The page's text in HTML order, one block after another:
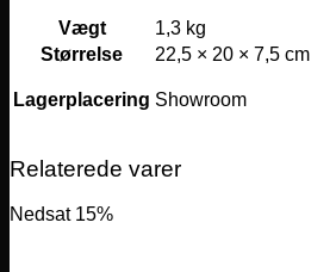
Vægt
1,3 kg
Størrelse
22,5 × 20 × 7,5 cm
Lagerplacering Showroom
Relaterede varer
Nedsat 15%